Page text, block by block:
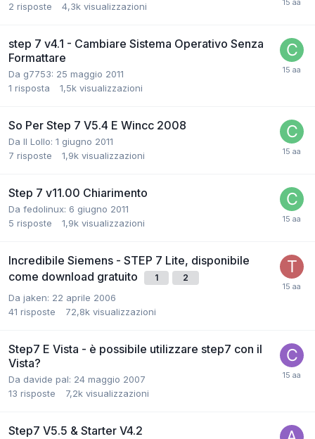
2 risposte 4,3k visualizzazioni
step 7 v4.1 - Cambiare Sistema Operativo Senza
Formattare
Da g7753: 25 maggio 2011
1 risposta 1,5k visualizzazioni
So Per Step 7 V5.4 E Wincc 2008
Da Il Lollo: 1 giugno 2011
7 risposte 1,9k visualizzazioni
Step 7 v11.00 Chiarimento
Da fedolinux: 6 giugno 2011
5 risposte 1,9k visualizzazioni
Incredibile Siemens - STEP 7 Lite, disponibile
come download gratuito
1 2
Da jaken: 22 aprile 2006
41 risposte 72,8k visualizzazioni
Step7 E Vista - è possibile utilizzare step7 con il
Vista?
Da davide pal: 24 maggio 2007
13 risposte 7,2k visualizzazioni
Step7 V5.5 & Starter V4.2